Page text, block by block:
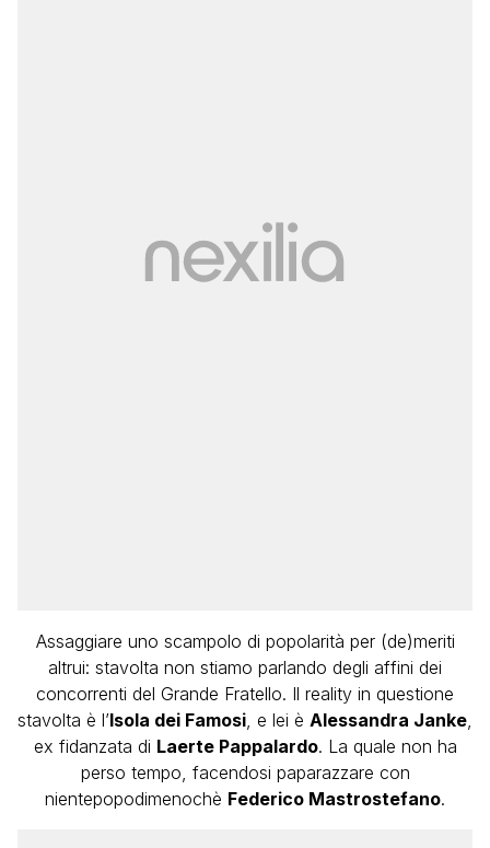
Assaggiare uno scampolo di popolarità per (de)meriti
altrui: stavolta non stiamo parlando degli affini dei
concorrenti del Grande Fratello. Il reality in questione
stavolta è l’Isola dei Famosi , e lei è Alessandra Janke
ex fidanzata di Laerte Pappalardo. La quale non ha
perso tempo, facendosi paparazzare con
nientepopodimenochè Federico Mastrostefano.